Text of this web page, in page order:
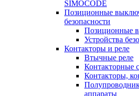
SIMOCODE
Позиционные
безопасности
Позиционные
Устройства
Контакторы и реле
Втычные реле
Контакторные
Контакторы,
аппараты